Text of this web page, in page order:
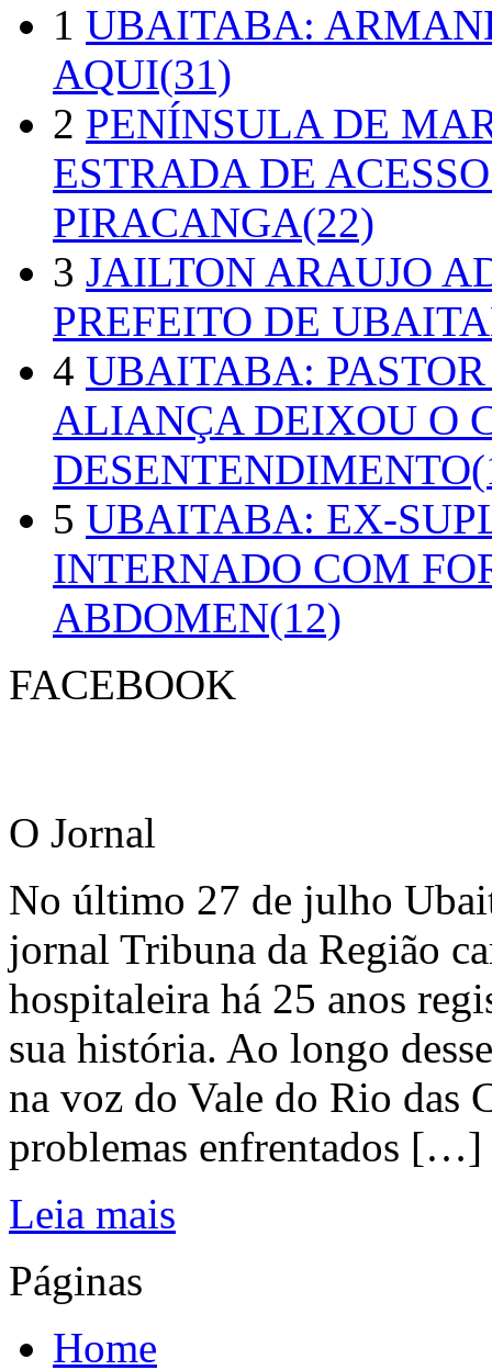
1 UBAITABA:
AQUI(31)
2 PENÍNSULA DE
ESTRADA DE
PIRACANGA(22)
3 JAILTON ARAUJO
PREFEITO DE
4 UBAITABA:
ALIANÇA DEIXOU O
5 UBAITABA: EX-
INTERNADO COM
ABDOMEN(12)
FACEBOOK
O Jornal
No último 27 de julho
jornal Tribuna da Região
hospitaleira há 25 anos
sua história. Ao longo
na voz do Vale do Rio das
problemas enfrentados […]
Leia mais
Páginas
Home